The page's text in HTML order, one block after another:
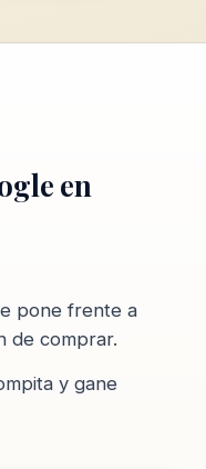
en
pone frente a
de comprar.
y gane